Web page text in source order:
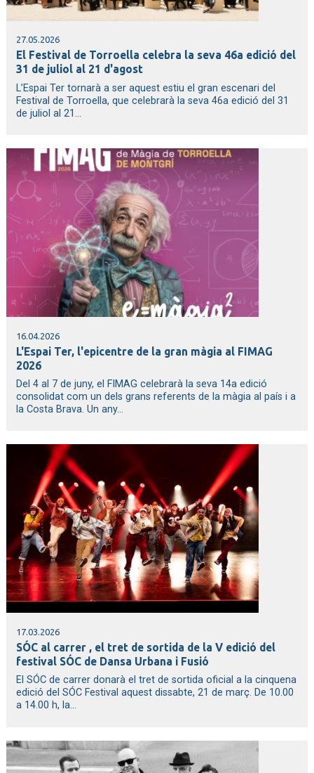
27.05.2026
El Festival de Torroella celebra la seva 46a edició del
31 de juliol al 21 d'agost
L’Espai Ter tornarà a ser aquest estiu el gran escenari del
Festival de Torroella, que celebrarà la seva 46a edició del 31
de juliol al 21...
16.04.2026
L'Espai Ter, l'epicentre de la gran màgia al FIMAG
2026
Del 4 al 7 de juny, el FIMAG celebrarà la seva 14a edició
consolidat com un dels grans referents de la màgia al país i a
la Costa Brava. Un any...
17.03.2026
SÓC al carrer , el tret de sortida de la V edició del
festival SÓC de Dansa Urbana i Fusió
El SÓC de carrer donarà el tret de sortida oficial a la cinquena
edició del SÓC Festival aquest dissabte, 21 de març. De 10.00
a 14.00 h, la...